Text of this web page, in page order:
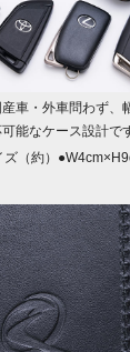
車・外車問わず、
能なケース設計で
（約）